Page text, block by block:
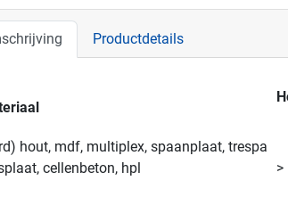
Productdetails
hout, mdf, multiplex, spaanplaat, trespa
cellenbeton, hpl
>